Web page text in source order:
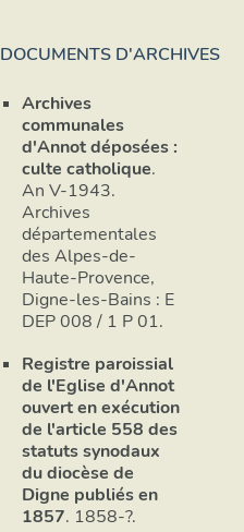
DOCUMENTS D'ARCHIVES
Archives
communales
d'Annot déposées :
culte catholique.
An V-1943.
Archives
départementales
des Alpes-de-
Haute-Provence,
Digne-les-Bains : E
DEP 008 / 1 P 01.
Registre paroissial
de l'Eglise d'Annot
ouvert en exécution
de l'article 558 des
statuts synodaux
du diocèse de
Digne publiés en
1857. 1858-?.